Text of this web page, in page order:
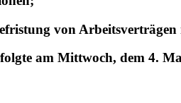
von
am Mittwoch, dem 4.